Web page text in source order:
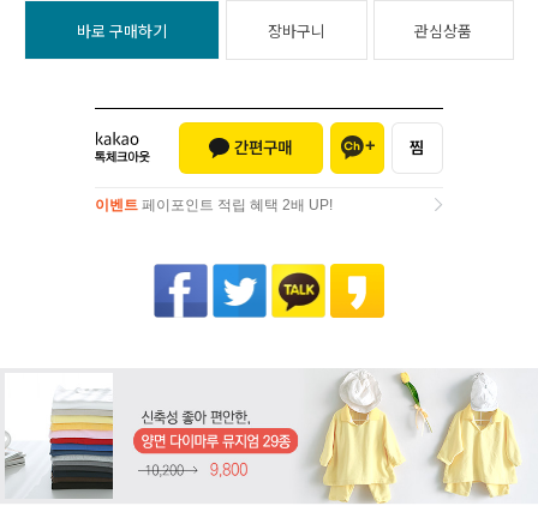
바로 구매하기 장바구니 관심상품
이벤트 페이포인트 적립 혜택 2배 UP!